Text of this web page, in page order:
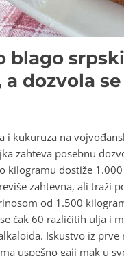
blago
a dozvola
i kukuruza na
zahteva posebnu
kilogramu dostiže
zahtevna, ali traži
od 1.500
čak 60 različitih ulja i
Iskustvo iz
uspešno gaji mak u